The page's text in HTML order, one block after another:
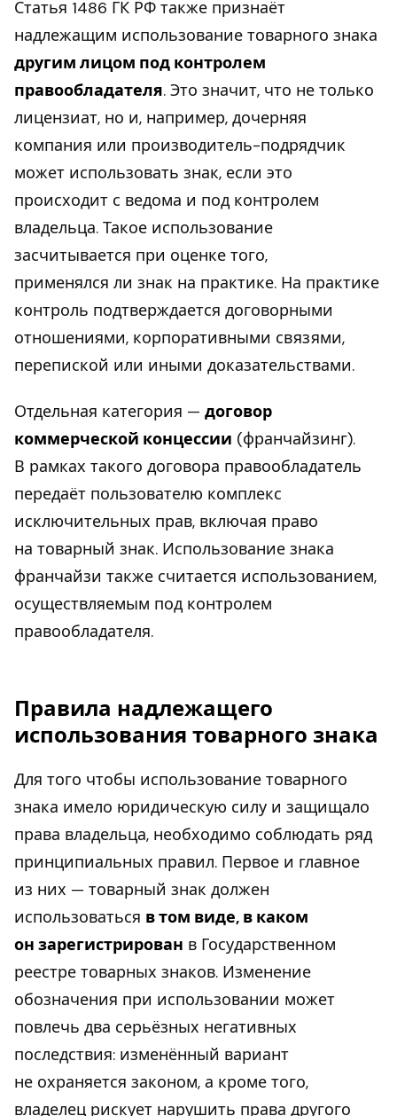
Статья 1486 ГК РФ также признаёт
надлежащим использование товарного знака
другим лицом под контролем
правообладателя. Это значит, что не только
лицензиат, но и, например, дочерняя
компания или производитель-подрядчик
может использовать знак, если это
происходит с ведома и под контролем
владельца. Такое использование
засчитывается при оценке того,
применялся ли знак на практике. На практике
контроль подтверждается договорными
отношениями, корпоративными связями,
перепиской или иными доказательствами.
Отдельная категория — договор
коммерческой концессии (франчайзинг).
В рамках такого договора правообладатель
передаёт пользователю комплекс
исключительных прав, включая право
на товарный знак. Использование знака
франчайзи также считается использованием,
осуществляемым под контролем
правообладателя.
Правила надлежащего
использования товарного знака
Для того чтобы использование товарного
знака имело юридическую силу и защищало
права владельца, необходимо соблюдать ряд
принципиальных правил. Первое и главное
из них — товарный знак должен
использоваться в том виде, в каком
он зарегистрирован в Государственном
реестре товарных знаков. Изменение
обозначения при использовании может
повлечь два серьёзных негативных
последствия: изменённый вариант
не охраняется законом, а кроме того,
владелец рискует нарушить права другого